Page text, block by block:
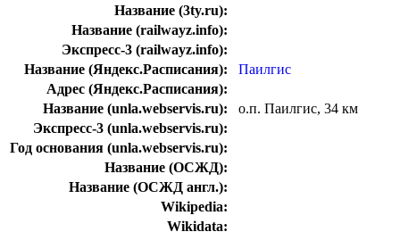
Название (3ty.ru):
Название (railwayz.info):
Экспресс-3 (railwayz.info):
Название (Яндекс.Расписания):
Паилгис
Адрес (Яндекс.Расписания):
Название (unla.webservis.ru):
о.п. Паилгис, 34 км
Экспресс-3 (unla.webservis.ru):
Год основания (unla.webservis.ru):
Название (ОСЖД):
Название (ОСЖД англ.):
Wikipedia:
Wikidata: